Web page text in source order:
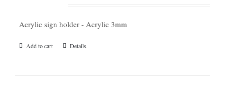
Acrylic sign holder - Acrylic 3mm
Add to cart Details